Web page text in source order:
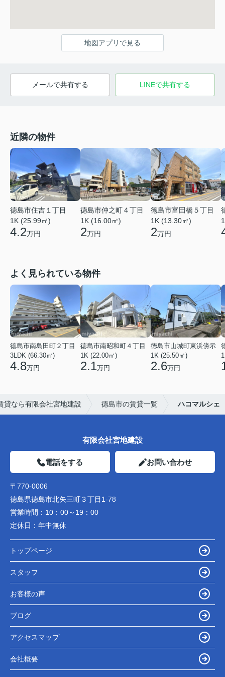
地図アプリで見る
メールで共有する LINEで共有する
近隣の物件
徳島市住吉１丁目
1K (25.99㎡)
4.2万円
徳島市仲之町４丁目
1K (16.00㎡)
2万円
徳島市富田橋５丁目
1K (13.30㎡)
2万円
よく見られている物件
徳島市南島田町２丁目
3LDK (66.30㎡)
4.8万円
徳島市南昭和町４丁目
1K (22.00㎡)
2.1万円
徳島市山城町東浜傍示
1K (25.50㎡)
2.6万円
貸なら有限会社宮地建設 徳島市の賃貸一覧 ハコマルシェ
有限会社宮地建設
電話をする お問い合わせ
〒770-0006
徳島県徳島市北矢三町３丁目1-78
営業時間： 10：00～19：00
定休日： 年中無休
トップページ
スタッフ
お客様の声
ブログ
アクセスマップ
会社概要